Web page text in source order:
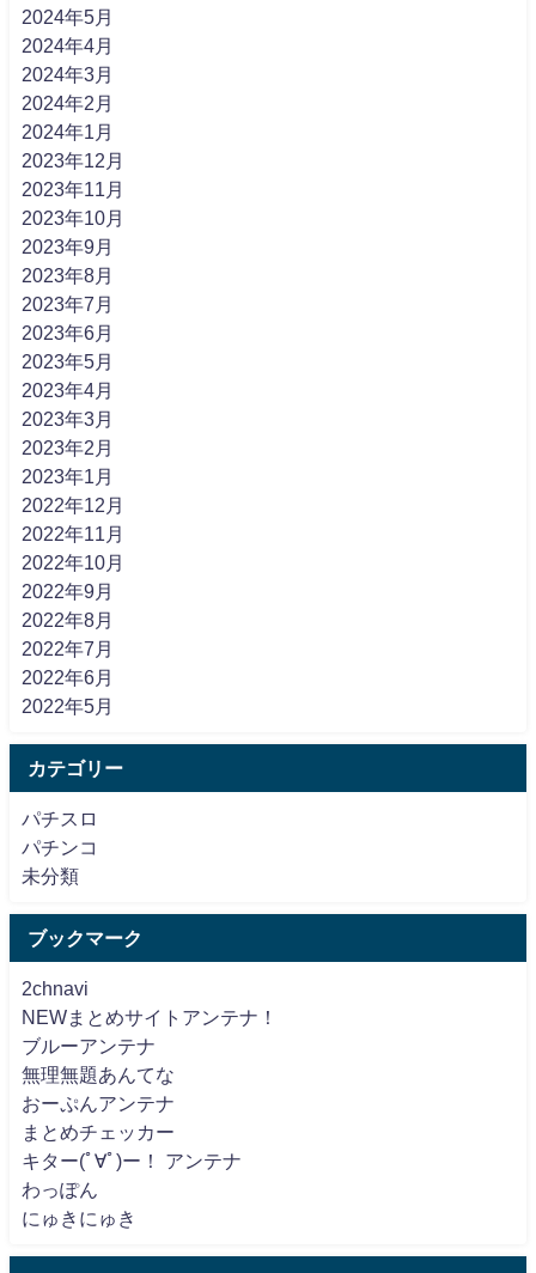
2024年5月
2024年4月
2024年3月
2024年2月
2024年1月
2023年12月
2023年11月
2023年10月
2023年9月
2023年8月
2023年7月
2023年6月
2023年5月
2023年4月
2023年3月
2023年2月
2023年1月
2022年12月
2022年11月
2022年10月
2022年9月
2022年8月
2022年7月
2022年6月
2022年5月
カテゴリー
パチスロ
パチンコ
未分類
ブックマーク
2chnavi
NEWまとめサイトアンテナ！
ブルーアンテナ
無理無題あんてな
おーぷんアンテナ
まとめチェッカー
キター(ﾟ∀ﾟ)ー！ アンテナ
わっぽん
にゅきにゅき